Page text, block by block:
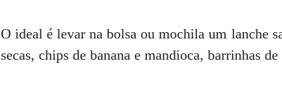
O ideal é levar na bolsa ou mochila um lanche
secas, chips de banana e mandioca, barrinhas